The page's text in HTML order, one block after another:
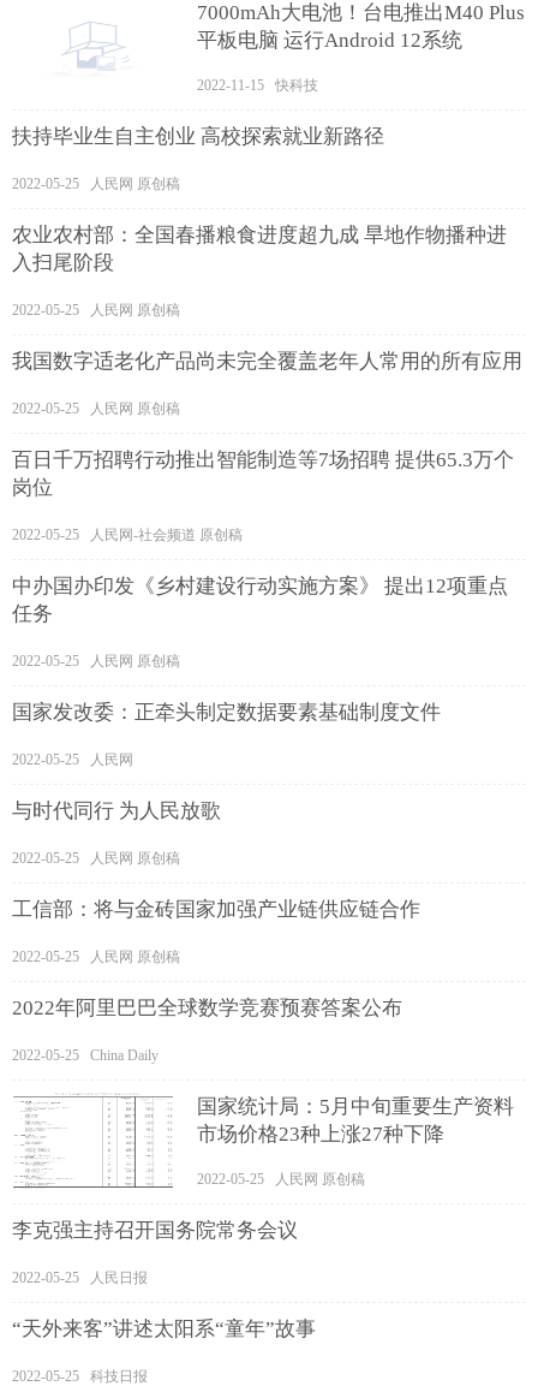
7000mAh大电池！台电推出M40 Plus
平板电脑 运行Android 12系统
2022-11-15 快科技
扶持毕业生自主创业 高校探索就业新路径
2022-05-25 人民网 原创稿
农业农村部：全国春播粮食进度超九成 旱地作物播种进
入扫尾阶段
2022-05-25 人民网 原创稿
我国数字适老化产品尚未完全覆盖老年人常用的所有应用
2022-05-25 人民网 原创稿
百日千万招聘行动推出智能制造等7场招聘 提供65.3万个
岗位
2022-05-25 人民网-社会频道 原创稿
中办国办印发《乡村建设行动实施方案》 提出12项重点
任务
2022-05-25 人民网 原创稿
国家发改委：正牵头制定数据要素基础制度文件
2022-05-25 人民网
与时代同行 为人民放歌
2022-05-25 人民网 原创稿
工信部：将与金砖国家加强产业链供应链合作
2022-05-25 人民网 原创稿
2022年阿里巴巴全球数学竞赛预赛答案公布
2022-05-25 China Daily
国家统计局：5月中旬重要生产资料
市场价格23种上涨27种下降
2022-05-25 人民网 原创稿
李克强主持召开国务院常务会议
2022-05-25 人民日报
“天外来客”讲述太阳系“童年”故事
2022-05-25 科技日报